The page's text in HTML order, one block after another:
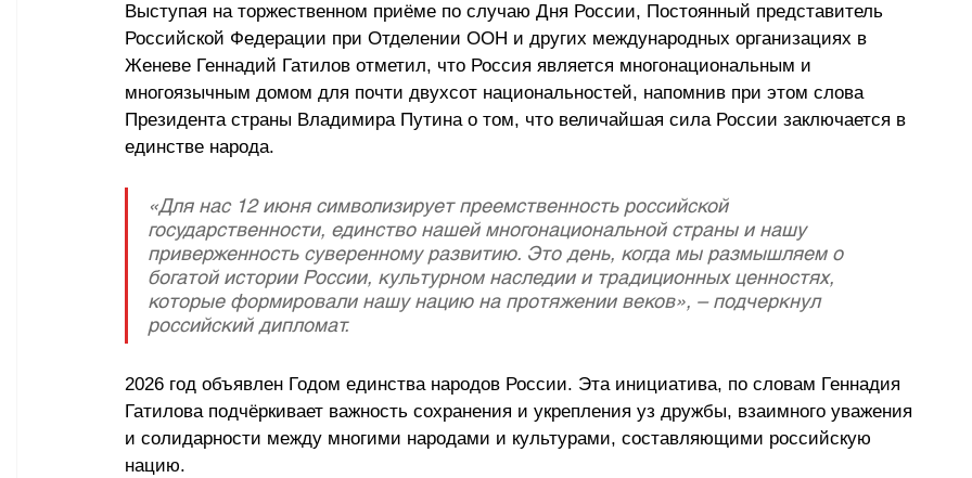
Выступая на торжественном приёме по случаю Дня России, Постоянный представитель
Российской Федерации при Отделении ООН и других международных организациях в
Женеве Геннадий Гатилов отметил, что Россия является многонациональным и
многоязычным домом для почти двухсот национальностей, напомнив при этом слова
Президента страны Владимира Путина о том, что величайшая сила России заключается в
единстве народа.
«Для нас 12 июня символизирует преемственность российской
государственности, единство нашей многонациональной страны и нашу
приверженность суверенному развитию. Это день, когда мы размышляем о
богатой истории России, культурном наследии и традиционных ценностях,
которые формировали нашу нацию на протяжении веков», – подчеркнул
российский дипломат.
2026 год объявлен Годом единства народов России. Эта инициатива, по словам Геннадия
Гатилова подчёркивает важность сохранения и укрепления уз дружбы, взаимного уважения
и солидарности между многими народами и культурами, составляющими российскую
нацию.